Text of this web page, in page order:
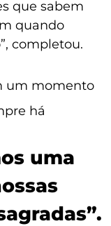
que sabem
quando
completou.
um momento
há
uma